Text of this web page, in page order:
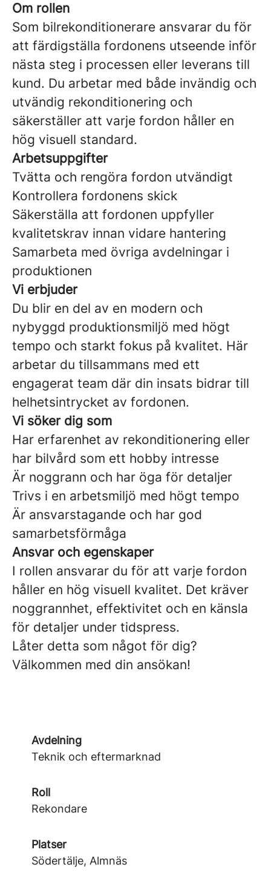
Om rollen
Som bilrekonditionerare ansvarar du för
att färdigställa fordonens utseende inför
nästa steg i processen eller leverans till
kund. Du arbetar med både invändig och
utvändig rekonditionering och
säkerställer att varje fordon håller en
hög visuell standard.
Arbetsuppgifter
Tvätta och rengöra fordon utvändigt
Kontrollera fordonens skick
Säkerställa att fordonen uppfyller
kvalitetskrav innan vidare hantering
Samarbeta med övriga avdelningar i
produktionen
Vi erbjuder
Du blir en del av en modern och
nybyggd produktionsmiljö med högt
tempo och starkt fokus på kvalitet. Här
arbetar du tillsammans med ett
engagerat team där din insats bidrar till
helhetsintrycket av fordonen.
Vi söker dig som
Har erfarenhet av rekonditionering eller
har bilvård som ett hobby intresse
Är noggrann och har öga för detaljer
Trivs i en arbetsmiljö med högt tempo
Är ansvarstagande och har god
samarbetsförmåga
Ansvar och egenskaper
I rollen ansvarar du för att varje fordon
håller en hög visuell kvalitet. Det kräver
noggrannhet, effektivitet och en känsla
för detaljer under tidspress.
Låter detta som något för dig?
Välkommen med din ansökan!
Avdelning
Teknik och eftermarknad
Roll
Rekondare
Platser
Södertälje, Almnäs